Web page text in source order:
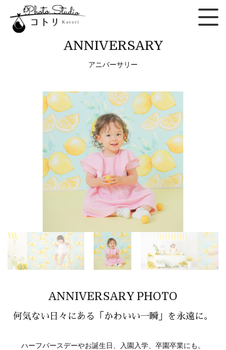
ANNIVERSARY
アニバーサリー
ANNIVERSARY PHOTO
何気ない日々にある「かわいい一瞬」を永遠に。
ハーフバースデーやお誕生日、入園入学、卒園卒業にも。